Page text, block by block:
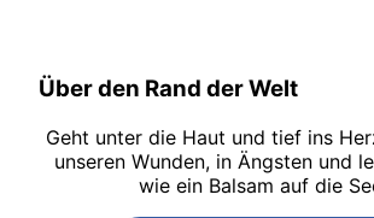
Über den Rand der Welt
Geht unter die Haut und tief ins
unseren Wunden, in Ängsten und
wie ein Balsam auf die